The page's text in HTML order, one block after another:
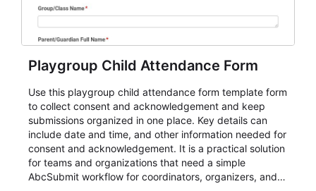
Playgroup Child Attendance Form
Use this playgroup child attendance form template form
to collect consent and acknowledgement and keep
submissions organized in one place. Key details can
include date and time, and other information needed for
consent and acknowledgement. It is a practical solution
for teams and organizations that need a simple
AbcSubmit workflow for coordinators, organizers, and